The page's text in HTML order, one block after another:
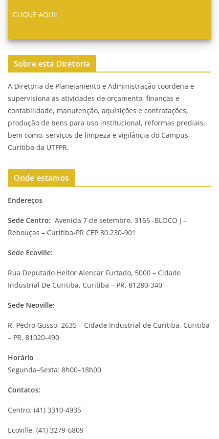
CLIQUE AQUI!
Sobre esta Diretoria
A Diretoria de Planejamento e Administração coordena e
supervisiona as atividades de orçamento, finanças e
contabilidade, manutenção, aquisições e contratações,
produção de bens para uso institucional, reformas prediais,
bem como, serviços de limpeza e vigilância do Campus
Curitiba da UTFPR.
Onde estamos
Endereços
Sede Centro: Avenida 7 de setembro, 3165 -BLOCO J –
Rebouças – Curitiba-PR CEP 80.230-901
Sede Ecoville:
Rua Deputado Heitor Alencar Furtado, 5000 – Cidade
Industrial De Curitiba, Curitiba – PR, 81280-340
Sede Neoville:
R. Pedro Gusso, 2635 – Cidade Industrial de Curitiba, Curitiba
– PR, 81020-490
Horário
Segunda–Sexta: 8h00–18h00
Contatos:
Centro: (41) 3310-4935
Ecoville: (41) 3279-6809